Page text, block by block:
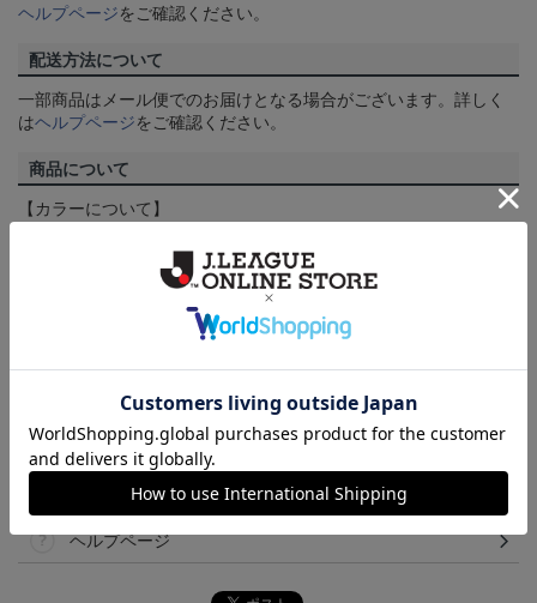
ヘルプページをご確認ください。
配送方法について
一部商品はメール便でのお届けとなる場合がございます。詳しく
はヘルプページをご確認ください。
商品について
【カラーについて】
のメーカー・機種・画面設定等により、実際の商品の色と異なっ
て見える場合がございます。あらかじめご了承ください。
取り扱い商品によっては、パッケージやデザインなどの仕様が予
告なく変更になることがございます。
決済について
ギフト対応について
ヘルプページ